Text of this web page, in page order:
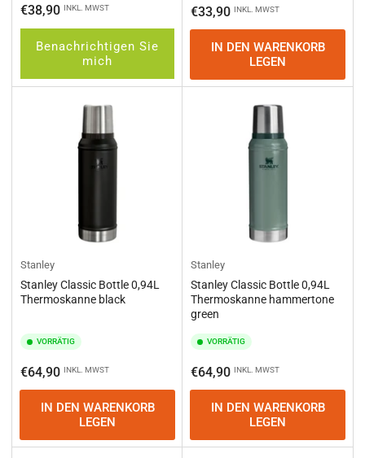
Normaler
Preis
€38,90 INKL. MWST
Benachrichtigen Sie
mich
Normaler
Preis
€33,90 INKL. MWST
IN DEN WARENKORB
LEGEN
Stanley
Stanley Classic Bottle 0,94L
Thermoskanne black
VORRÄTIG
Normaler
Preis
€64,90 INKL. MWST
IN DEN WARENKORB
LEGEN
Stanley
Stanley Classic Bottle 0,94L
Thermoskanne hammertone
green
VORRÄTIG
Normaler
Preis
€64,90 INKL. MWST
IN DEN WARENKORB
LEGEN